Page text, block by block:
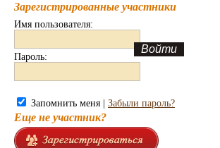
Зарегистрированные участники
Имя пользователя:
Пароль:
Запомнить меня | Забыли пароль?
Еще не участник?